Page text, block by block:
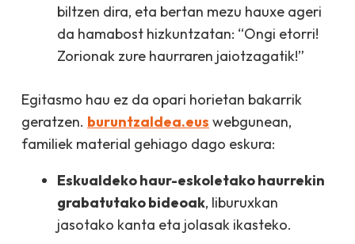
biltzen dira, eta bertan mezu hauxe ageri
da hamabost hizkuntzatan: “Ongi etorri!
Zorionak zure haurraren jaiotzagatik!”
Egitasmo hau ez da opari horietan bakarrik
geratzen. buruntzaldea.eus webgunean,
familiek material gehiago dago eskura:
Eskualdekohaur-eskoletakohaurrekin
grabatutako bideoak, liburuxkan
jasotako kanta eta jolasak ikasteko.